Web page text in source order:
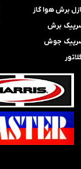
برش هوا گاز
برش
جوش